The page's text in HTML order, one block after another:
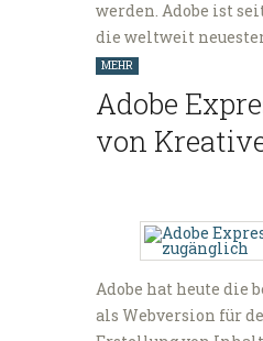
werden. Adobe ist
die weltweit
MEHR
Adobe
von
Adobe hat heute die
als Webversion für